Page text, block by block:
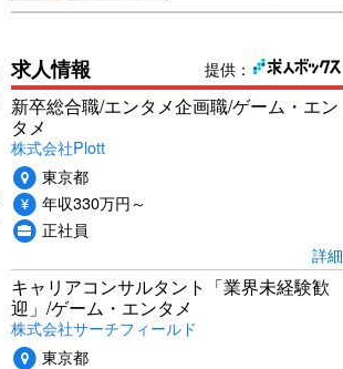
提供：
求人情報
新卒総合職/エンタメ企画職/ゲーム・エン
タメ
株式会社Plott
東京都
年収330万円～
正社員
詳細
キャリアコンサルタント「業界未経験歓
迎」/ゲーム・エンタメ
株式会社サーチフィールド
東京都